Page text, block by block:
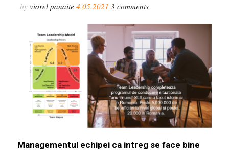
byviorel panaite4.05.2021 3comments
Managementul echipei ca intreg se face bine